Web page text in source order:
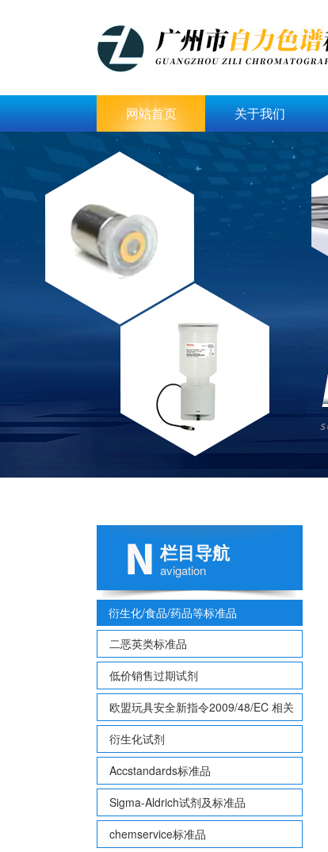
网站首页 关于我们
栏目导航
avigation
衍生化/食品/药品等标准品
二恶英类标准品
低价销售过期试剂
欧盟玩具安全新指令2009/48/EC 相关
致敏性香味剂标准品
衍生化试剂
Accstandards标准品
Sigma-Aldrich试剂及标准品
chemservice标准品